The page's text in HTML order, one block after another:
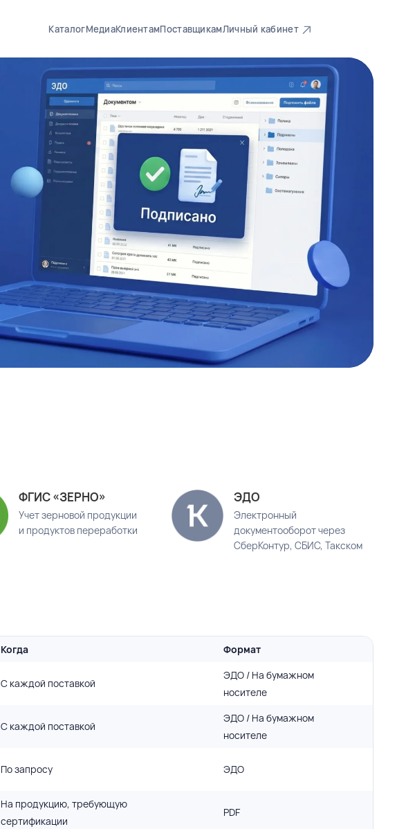
КаталогМедиаКлиентамПоставщикамЛичный кабинет
ФГИС «ЗЕРНО»
Учет зерновой продукции
и продуктов переработки
ЭДО
Электронный
документооборот через
СберКонтур, СБИС, Такском
Когда Формат
С каждой поставкой
ЭДО / На бумажном
носителе
С каждой поставкой
ЭДО / На бумажном
носителе
По запросу ЭДО
На продукцию, требующую
сертификации
PDF